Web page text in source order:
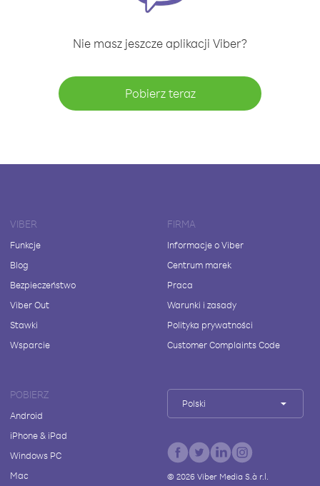
Nie masz jeszcze aplikacji Viber?
Pobierz teraz
VIBER
Funkcje
Blog
Bezpieczeństwo
Viber Out
Stawki
Wsparcie
FIRMA
Informacje o Viber
Centrum marek
Praca
Warunki i zasady
Polityka prywatności
Customer Complaints Code
POBIERZ
Android
iPhone & iPad
Windows PC
Mac
Polski
© 2026Viber Media S.à r.l.